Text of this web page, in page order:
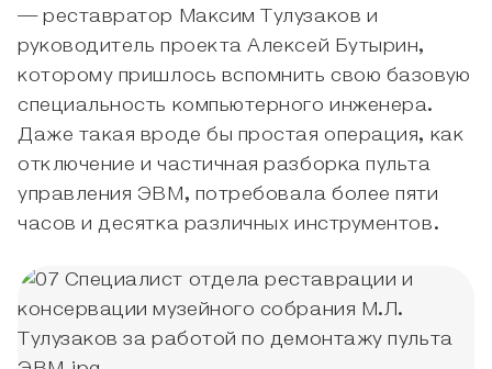
— реставратор Максим Тулузаков и
руководитель проекта Алексей Бутырин,
которому пришлось вспомнить свою базовую
специальность компьютерного инженера.
Даже такая вроде бы простая операция, как
отключение и частичная разборка пульта
управления ЭВМ, потребовала более пяти
часов и десятка различных инструментов.